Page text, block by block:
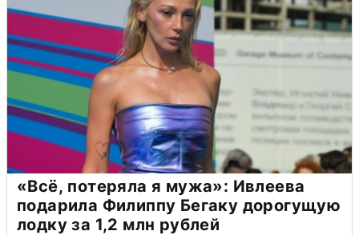
«Всё, потеряла я мужа»: Ивлеева
подарила Филиппу Бегаку дорогущую
лодку за 1,2 млн рублей